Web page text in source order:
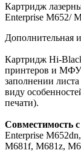
Картридж
Enterprise M652/
Дополнительная
Картридж Hi-
принтеров и МФУ
заполнении
виду
печати).
Совместимость
Enterprise
M681f, M681z,